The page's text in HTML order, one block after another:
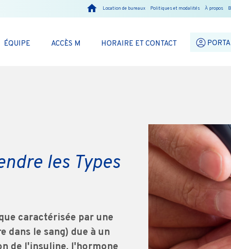
Location de bureaux Politiques et modalités À propos
ÉQUIPE ACCÈS M HORAIRE ET CONTACT
les Types
caractérisée par une
dans le sang) due à un